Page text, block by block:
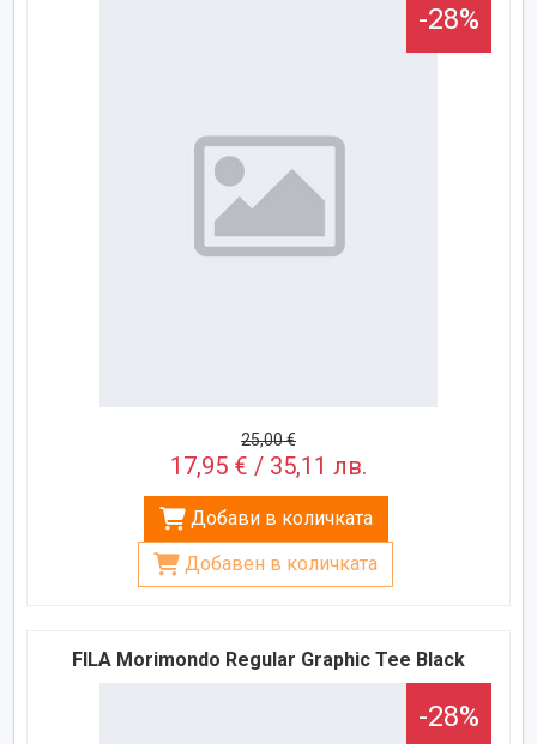
-28%
25,00 €
17,95 € / 35,11 лв.
Добави в количката
Добавен в количката
FILA Morimondo Regular Graphic Tee Black
-28%